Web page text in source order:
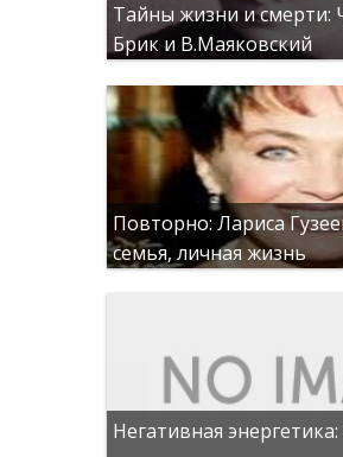
Тайны жизни и смерти:
Брик и В.Маяковский
Повторно: Лариса
семья, личная жизнь
Негативная